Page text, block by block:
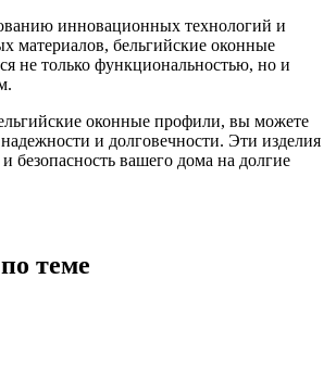
инновационных технологий и
материалов, бельгийские оконные
не только функциональностью, но и
оконные профили, вы можете
и долговечности. Эти изделия
безопасность вашего дома на долгие
теме